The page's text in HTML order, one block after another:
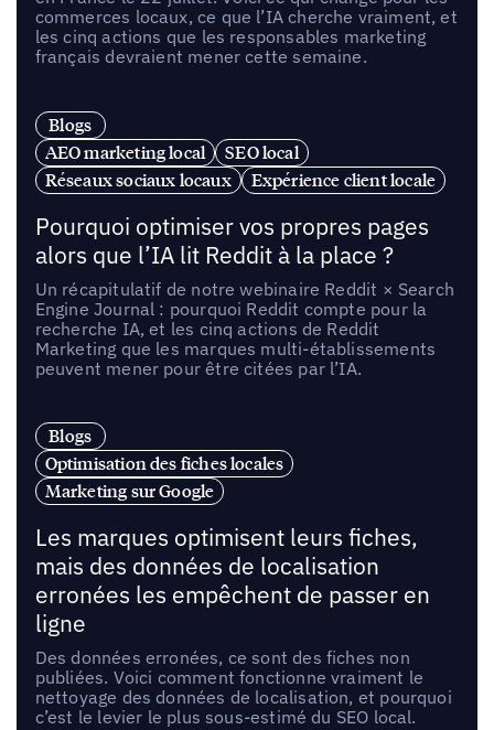
commerces locaux, ce que l’IA cherche vraiment, et
les cinq actions que les responsables marketing
français devraient mener cette semaine.
Blogs
AEO marketing local
SEO local
Réseaux sociaux locaux
Expérience client locale
Pourquoi optimiser vos propres pages
alors que l’IA lit Reddit à la place ?
Un récapitulatif de notre webinaire Reddit × Search
Engine Journal : pourquoi Reddit compte pour la
recherche IA, et les cinq actions de Reddit
Marketing que les marques multi-établissements
peuvent mener pour être citées par l’IA.
Blogs
Optimisation des fiches locales
Marketing sur Google
Les marques optimisent leurs fiches,
mais des données de localisation
erronées les empêchent de passer en
ligne
Des données erronées, ce sont des fiches non
publiées. Voici comment fonctionne vraiment le
nettoyage des données de localisation, et pourquoi
c’est le levier le plus sous-estimé du SEO local.